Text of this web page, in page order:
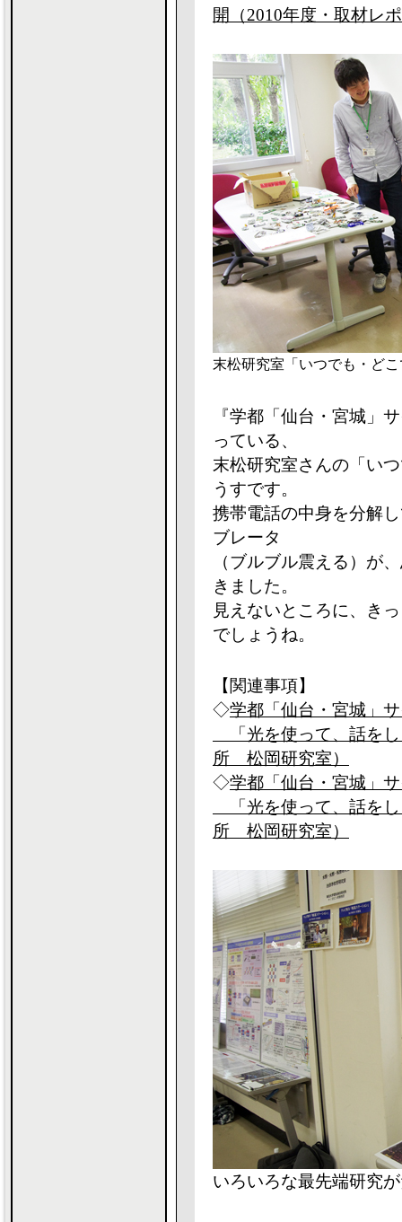
開（2010年度・取材レ
末松研究室「いつでも・ど
『学都「仙台・宮城」
っている、
末松研究室さんの「い
うすです。
携帯電話の中身を分解
ブレータ
（ブルブル震える）が
きました。
見えないところに、き
でしょうね。
【関連事項】
◇学都「仙台・宮城」
「光を使って、話を
所 松岡研究室）
◇学都「仙台・宮城」
「光を使って、話を
所 松岡研究室）
いろいろな最先端研究